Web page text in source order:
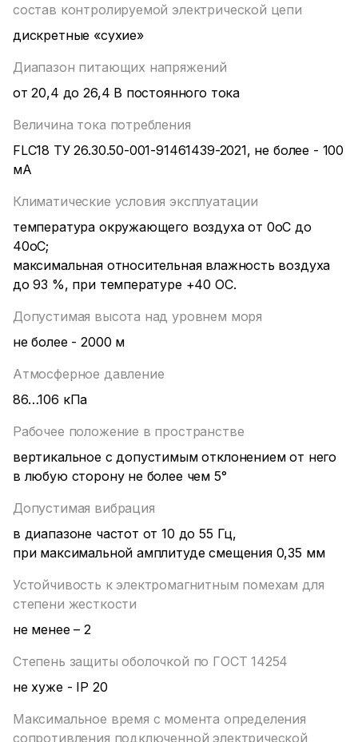
состав контролируемой электрической цепи
дискретные «сухие»
Диапазон питающих напряжений
от 20,4 до 26,4 В постоянного тока
Величина тока потребления
FLC18 ТУ 26.30.50-001-91461439-2021, не более - 100
мА
Климатические условия эксплуатации
температура окружающего воздуха от 0оС до
40оС;
максимальная относительная влажность воздуха
до 93 %, при температуре +40 ОС.
Допустимая высота над уровнем моря
не более - 2000 м
Атмосферное давление
86…106 кПа
Рабочее положение в пространстве
вертикальное с допустимым отклонением от него
в любую сторону не более чем 5°
Допустимая вибрация
в диапазоне частот от 10 до 55 Гц,
при максимальной амплитуде смещения 0,35 мм
Устойчивость к электромагнитным помехам для
степени жесткости
не менее – 2
Степень защиты оболочкой по ГОСТ 14254
не хуже - IP 20
Максимальное время с момента определения
сопротивления подключенной электрической